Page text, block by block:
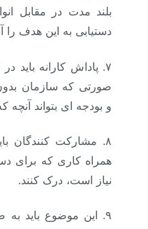
بلند مدت در مقابل
دستیابی به این هدف را
۷. پاداش کارانه باید
صورتی که سازمان
و بودجه ای بتواند آنچه
۸.
مشارکت کنندگان
همراه کاری که برای
نیاز است، درک کنند.
۹.
این موضوع باید